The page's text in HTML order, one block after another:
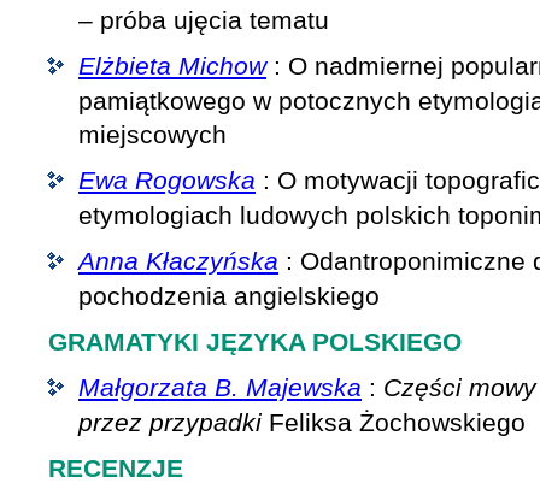
– próba ujęcia tematu
Elżbieta Michow: O nadmiernej
pamiątkowego w potocznych
miejscowych
Ewa Rogowska : O motywacji
etymologiach ludowych polskich
Anna Kłaczyńska : Odantroponimiczne
pochodzenia angielskiego
GRAMATYKI JĘZYKA POLSKIEGO
Małgorzata B. Majewska : Części
przez przypadki Feliksa Żochowskiego
RECENZJE